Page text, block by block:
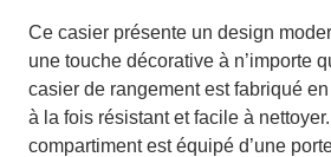
Ce casier présente un design
une touche décorative à n’importe
casier de rangement est fabriqué
à la fois résistant et facile à
compartiment est équipé d’une